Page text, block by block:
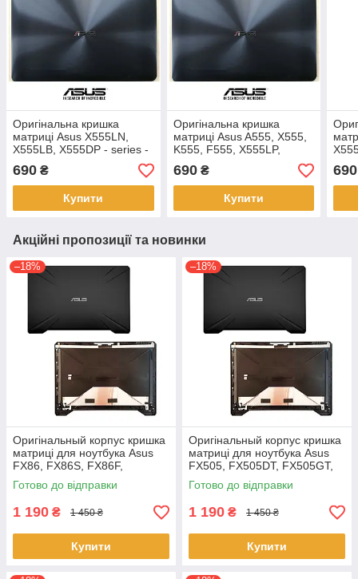
Оригінальна кришка
матриці Asus X555LN,
X555LB, X555DP - series -
матова
690 ₴
Купити
Оригінальна кришка
матриці Asus A555, X555,
K555, F555, X555LP,
X555DP - series - матова
690₴
Купити
690
Акційні пропозиції та новинки
–18%
Оригінальный корпус кришка
матриці для ноутбука Asus
FX86, FX86S, FX86F,
FX86SF Series
Готово до відправки
1 190 ₴ 1 450 ₴
Купити
–18%
Оригінальный корпус кришка
матриці для ноутбука Asus
FX505, FX505DT, FX505GT,
FX505GE, FX505GD,
FX505DD
Готово до відправки
1 190 ₴ 1 450 ₴
Купити